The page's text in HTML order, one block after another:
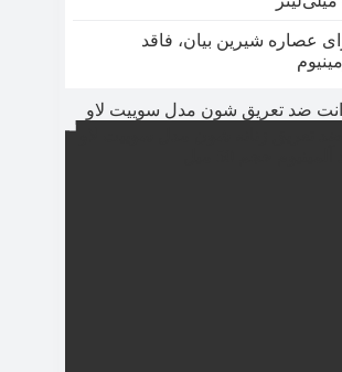
عصاره شیرین بیان، فاقد
ضد تعریق شون مدل سوییت لاو